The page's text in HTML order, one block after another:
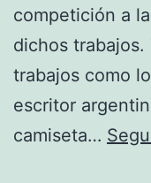
competición a
dichos
trabajos como
escritor
camiseta…